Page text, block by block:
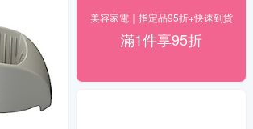
美容家電｜指定品95折+快速到貨
滿1件享95折